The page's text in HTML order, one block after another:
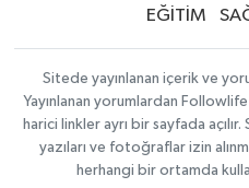
EĞİTİM
Sitede yayınlanan içerik ve
Yayınlanan yorumlardan
harici linkler ayrı bir sayfada
yazıları ve fotoğraflar izin
herhangi bir ortamda